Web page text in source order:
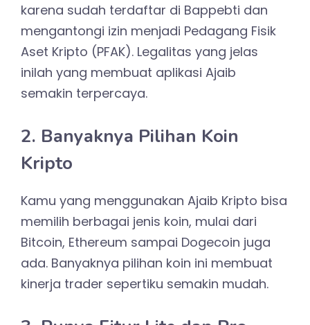
karena sudah terdaftar di Bappebti dan
mengantongi izin menjadi Pedagang Fisik
Aset Kripto (PFAK). Legalitas yang jelas
inilah yang membuat aplikasi Ajaib
semakin terpercaya.
2. Banyaknya Pilihan Koin
Kripto
Kamu yang menggunakan Ajaib Kripto bisa
memilih berbagai jenis koin, mulai dari
Bitcoin, Ethereum sampai Dogecoin juga
ada. Banyaknya pilihan koin ini membuat
kinerja trader sepertiku semakin mudah.